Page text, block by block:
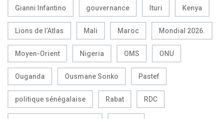
Gianni Infantino gouvernance Ituri Kenya
Lions de l’Atlas Mali Maroc Mondial 2026.
Moyen-Orient Nigeria OMS ONU
Ouganda Ousmane Sonko Pastef
politique sénégalaise Rabat RDC